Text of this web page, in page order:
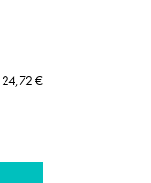
24,72 €